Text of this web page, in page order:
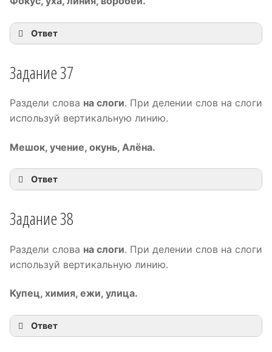
Ответ
Задание 37
Раздели слова на слоги. При делении слов на слоги
используй вертикальную линию.
Мешок, учение, окунь, Алёна.
Ответ
Задание 38
Раздели слова на слоги. При делении слов на слоги
используй вертикальную линию.
Купец, химия, ежи, улица.
Ответ